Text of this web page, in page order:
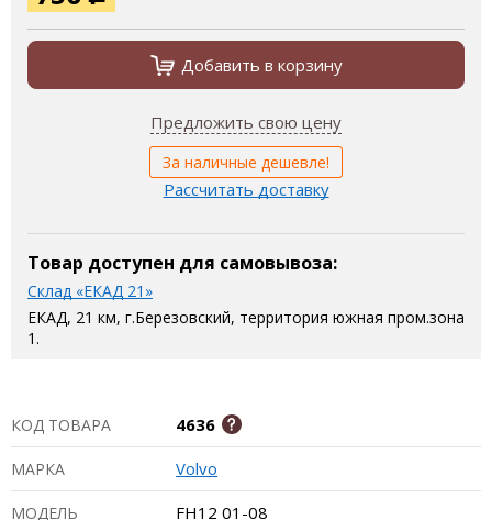
Добавить в корзину
Предложить свою цену
За наличные дешевле!
Рассчитать доставку
Товар доступен для самовывоза:
Склад «ЕКАД 21»
ЕКАД, 21 км, г.Березовский, территория южная пром.зона
1.
КОД ТОВАРА 4636
МАРКА Volvo
МОДЕЛЬ FH12 01-08